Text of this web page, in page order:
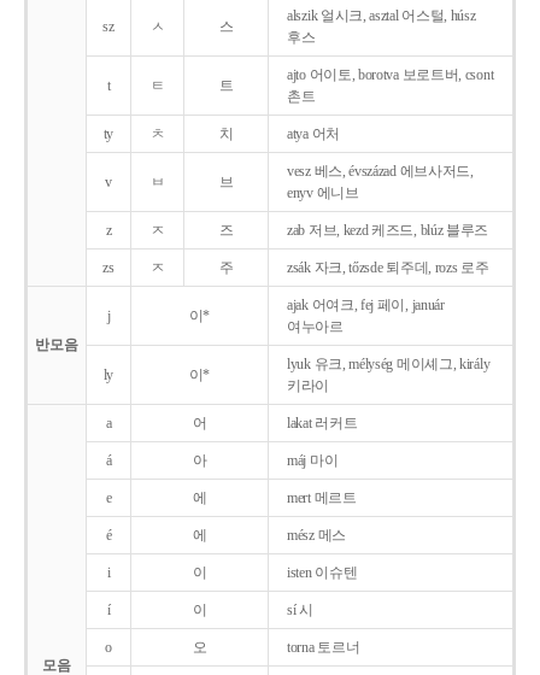
sz ㅅ 스
alszik 얼시크, asztal 어스털, húsz
후스
t ㅌ 트
ajto 어이토, borotva 보로트버, csont
촌트
ty ㅊ 치 atya 어처
v ㅂ 브
vesz 베스, évszázad 에브사저드,
enyv 에니브
z ㅈ 즈 zab 저브, kezd 케즈드, blúz 블루즈
zs ㅈ 주 zsák 자크, tőzsde 퇴주데, rozs 로주
반모음
j 이*
ajak 어여크, fej 페이, január
여누아르
ly 이*
lyuk 유크, mélység 메이셰그, király
키라이
모음
a 어 lakat 러커트
á 아 máj 마이
e 에 mert 메르트
é 에 mész 메스
i 이 isten 이슈텐
í 이 sí 시
o 오 torna 토르너